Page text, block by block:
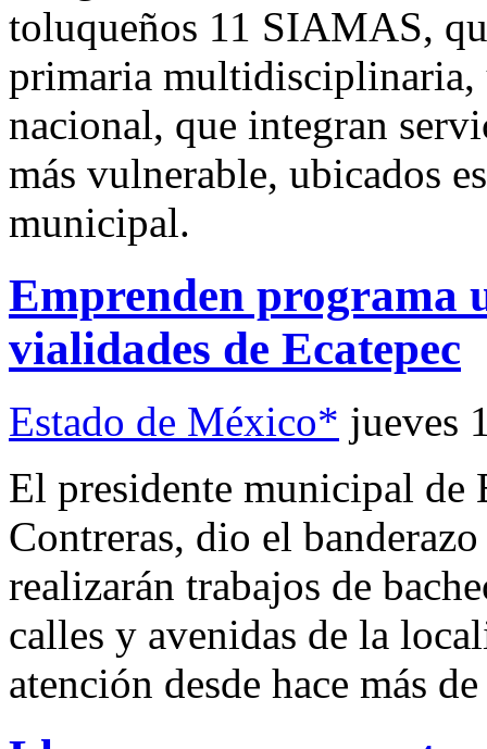
toluqueños 11 SIAMAS,
primaria multidisciplinaria,
nacional, que integran
más vulnerable, ubicados
municipal.
Emprenden programa
vialidades de Ecatepec
Estado de México* jueves
El presidente municipal de
Contreras, dio el
realizarán trabajos de
calles y avenidas de la
atención desde hace más